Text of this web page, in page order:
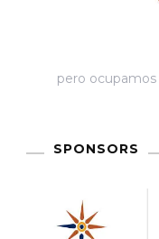
pero
SPONSORS